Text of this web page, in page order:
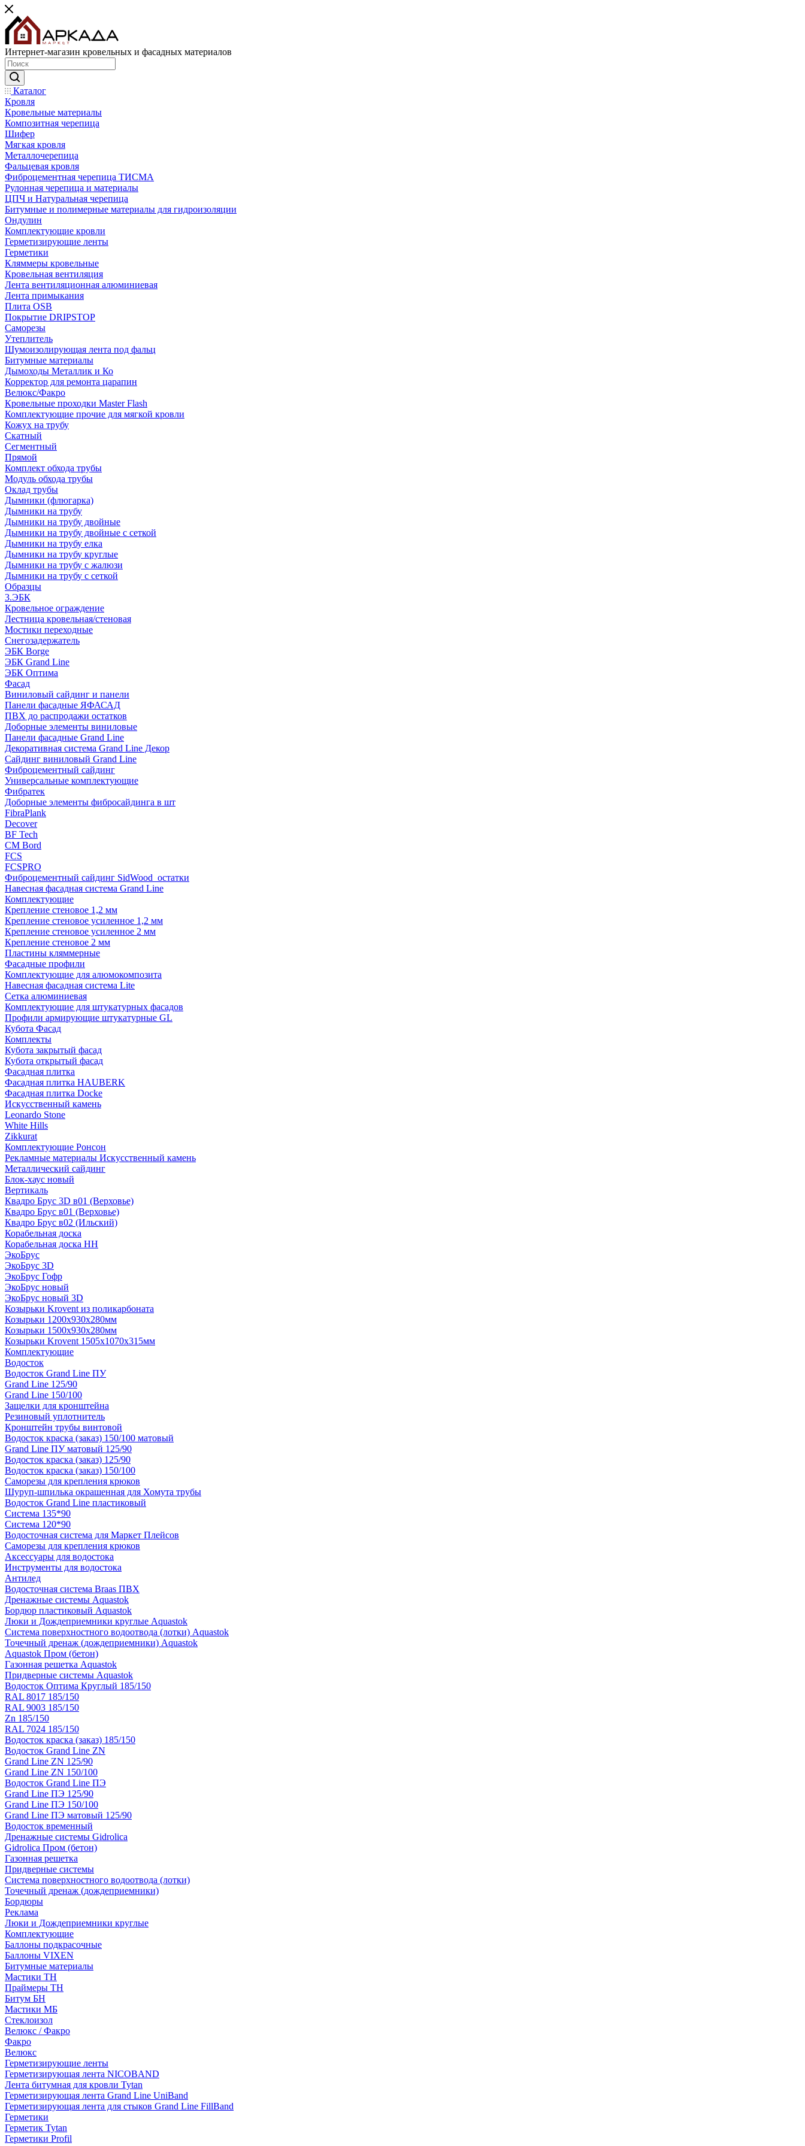
Интернет-магазин кровельных и фасадных материалов
Каталог
Кровля
Кровельные материалы
Композитная черепица
Шифер
Мягкая кровля
Металлочерепица
Фальцевая кровля
Фиброцементная черепица ТИСМА
Рулонная черепица и материалы
ЦПЧ и Натуральная черепица
Битумные и полимерные материалы для гидроизоляции
Ондулин
Комплектующие кровли
Герметизирующие ленты
Герметики
Кляммеры кровельные
Кровельная вентиляция
Лента вентиляционная алюминиевая
Лента примыкания
Плита OSB
Покрытие DRIPSTOP
Саморезы
Утеплитель
Шумоизолирующая лента под фальц
Битумные материалы
Дымоходы Металлик и Ко
Корректор для ремонта царапин
Велюкс/Факро
Кровельные проходки Master Flash
Комплектующие прочие для мягкой кровли
Кожух на трубу
Скатный
Сегментный
Прямой
Комплект обхода трубы
Модуль обхода трубы
Оклад трубы
Дымники (флюгарка)
Дымники на трубу
Дымники на трубу двoйные
Дымники на трубу двoйные с сеткой
Дымники на трубу елка
Дымники на трубу круглые
Дымники на трубу с жалюзи
Дымники на трубу с сеткой
Образцы
3.ЭБК
Кровельное ограждение
Лестница кровельная/стеновая
Мостики переходные
Снегозадержатель
ЭБК Borge
ЭБК Grand Line
ЭБК Оптима
Фасад
Виниловый сайдинг и панели
Панели фасадные ЯФАСАД
ПВХ до распродажи остатков
Доборные элементы виниловые
Панели фасадные Grand Line
Декоративная система Grand Line Декор
Сайдинг виниловый Grand Line
Фиброцементный сайдинг
Универсальные комплектующие
Фибратек
Доборные элементы фибросайдинга в шт
FibraPlank
Decover
BF Tech
CM Bord
FCS
FCSPRO
Фиброцементный сайдинг SidWood_остатки
Навесная фасадная система Grand Line
Комплектующие
Крепление стеновое 1,2 мм
Крепление стеновое усиленное 1,2 мм
Крепление стеновое усиленное 2 мм
Крепление стеновое 2 мм
Пластины кляммерные
Фасадные профили
Комплектующие для алюмокомпозита
Навесная фасадная система Lite
Сетка алюминиевая
Комплектующие для штукатурных фасадов
Профили армирующие штукатурные GL
Кубота Фасад
Комплекты
Кубота закрытый фасад
Кубота открытый фасад
Фасадная плитка
Фасадная плитка HAUBERK
Фасадная плитка Docke
Искусственный камень
Leonardo Stone
White Hills
Zikkurat
Комплектующие Ронсон
Рекламные материалы Искусственный камень
Металлический сайдинг
Блок-хаус новый
Вертикаль
Квадро Брус 3D в01 (Верховье)
Квадро Брус в01 (Верховье)
Квадро Брус в02 (Ильский)
Корабельная доска
Корабельная доска НН
ЭкоБрус
ЭкоБрус 3D
ЭкоБрус Гофр
ЭкоБрус новый
ЭкоБрус новый 3D
Козырьки Krovent из поликарбоната
Козырьки 1200х930х280мм
Козырьки 1500х930х280мм
Козырьки Krovent 1505х1070х315мм
Комплектующие
Водосток
Водосток Grand Line ПУ
Grand Line 125/90
Grand Line 150/100
Защелки для кронштейна
Резиновый уплотнитель
Кронштейн трубы винтовой
Водосток краска (заказ) 150/100 матовый
Grand Line ПУ матовый 125/90
Водосток краска (заказ) 125/90
Водосток краска (заказ) 150/100
Саморезы для крепления крюков
Шуруп-шпилька окрашенная для Хомута трубы
Водосток Grand Line пластиковый
Система 135*90
Система 120*90
Водосточная система для Маркет Плейсов
Саморезы для крепления крюков
Аксессуары для водостока
Инструменты для водостока
Антилед
Водосточная система Braas ПВХ
Дренажные системы Aquastok
Бордюр пластиковый Aquastok
Люки и Дождеприемники круглые Aquastok
Система поверхностного водоотвода (лотки) Aquastok
Точечный дренаж (дождеприемники) Aquastok
Aquastok Пром (бетон)
Газонная решетка Aquastok
Придверные системы Aquastok
Водосток Оптима Круглый 185/150
RAL 8017 185/150
RAL 9003 185/150
Zn 185/150
RAL 7024 185/150
Водосток краска (заказ) 185/150
Водосток Grand Line ZN
Grand Line ZN 125/90
Grand Line ZN 150/100
Водосток Grand Line ПЭ
Grand Line ПЭ 125/90
Grand Line ПЭ 150/100
Grand Line ПЭ матовый 125/90
Водосток временный
Дренажные системы Gidrolica
Gidrolica Пром (бетон)
Газонная решетка
Придверные системы
Система поверхностного водоотвода (лотки)
Точечный дренаж (дождеприемники)
Бордюры
Рекламa
Люки и Дождеприемники круглые
Комплектующие
Баллоны подкрасочные
Баллоны VIXEN
Битумные материалы
Мастики ТН
Праймеры ТН
Битум БН
Мастики МБ
Стеклоизол
Велюкс / Факро
Факро
Велюкс
Герметизирующие ленты
Герметизирующая лента NICOBAND
Лента битумная для кровли Tytan
Герметизирующая лента Grand Line UniBand
Герметизирующая лента для стыков Grand Line FillBand
Герметики
Герметик Tytan
Герметики Profil